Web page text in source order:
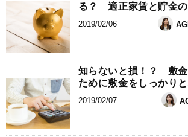
る？ 適正家賃と貯金の
2019/02/06
知らないと損！？ 敷
ために敷金をしっかり
2019/02/07